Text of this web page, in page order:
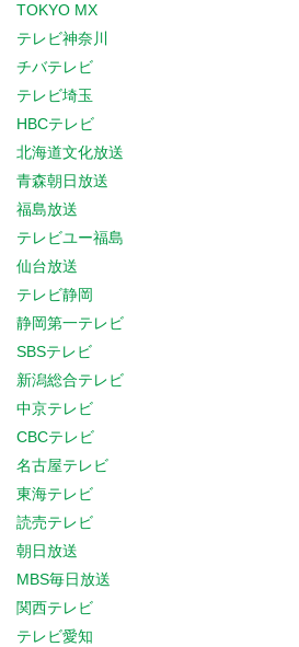
TOKYO MX
テレビ神奈川
チバテレビ
テレビ埼玉
HBCテレビ
北海道文化放送
青森朝日放送
福島放送
テレビユー福島
仙台放送
テレビ静岡
静岡第一テレビ
SBSテレビ
新潟総合テレビ
中京テレビ
CBCテレビ
名古屋テレビ
東海テレビ
読売テレビ
朝日放送
MBS毎日放送
関西テレビ
テレビ愛知